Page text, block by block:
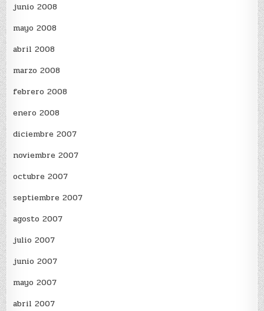
junio 2008
mayo 2008
abril 2008
marzo 2008
febrero 2008
enero 2008
diciembre 2007
noviembre 2007
octubre 2007
septiembre 2007
agosto 2007
julio 2007
junio 2007
mayo 2007
abril 2007